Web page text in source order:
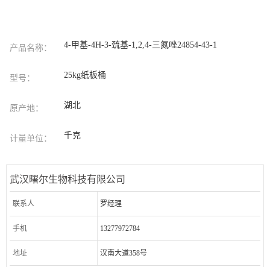
产品名称： 4-甲基-4H-3-巯基-1,2,4-三氮唑24854-43-1
型号： 25kg纸板桶
原产地： 湖北
计量单位： 千克
武汉曙尔生物科技有限公司
联系人 罗经理
手机 13277972784
地址 汉南大道358号